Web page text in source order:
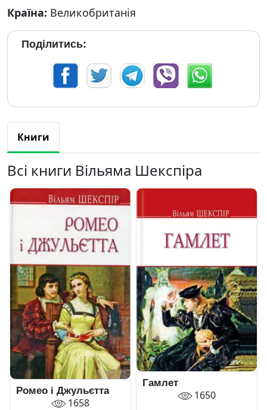
Країна: Великобританія
Поділитись:
Книги
Всі книги Вільяма Шекспіра
Ромео і Джульєтта
1658
Гамлет
1650